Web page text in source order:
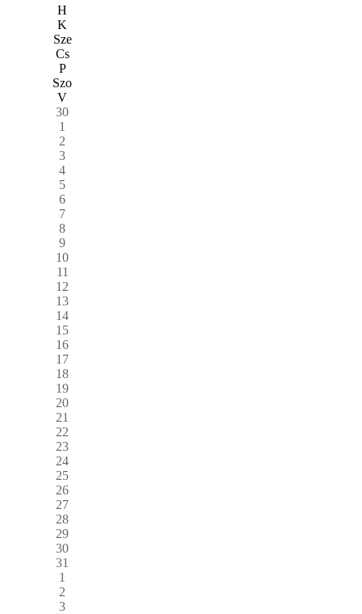
H
K
Sze
Cs
P
Szo
V
30
1
2
3
4
5
6
7
8
9
10
11
12
13
14
15
16
17
18
19
20
21
22
23
24
25
26
27
28
29
30
31
1
2
3